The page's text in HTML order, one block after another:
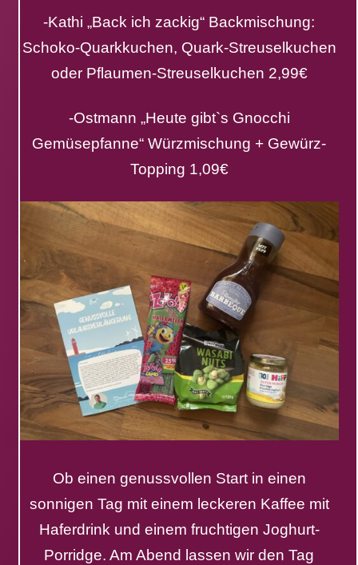
-Kathi „Back ich zackig“ Backmischung:
Schoko-Quarkkuchen, Quark-Streuselkuchen
oder Pflaumen-Streuselkuchen 2,99€
-Ostmann „Heute gibt`s Gnocchi
Gemüsepfanne“ Würzmischung + Gewürz-
Topping 1,09€
Ob einen genussvollen Start in einen
sonnigen Tag mit einem leckeren Kaffee mit
Haferdrink und einem fruchtigen Joghurt-
Porridge. Am Abend lassen wir den Tag